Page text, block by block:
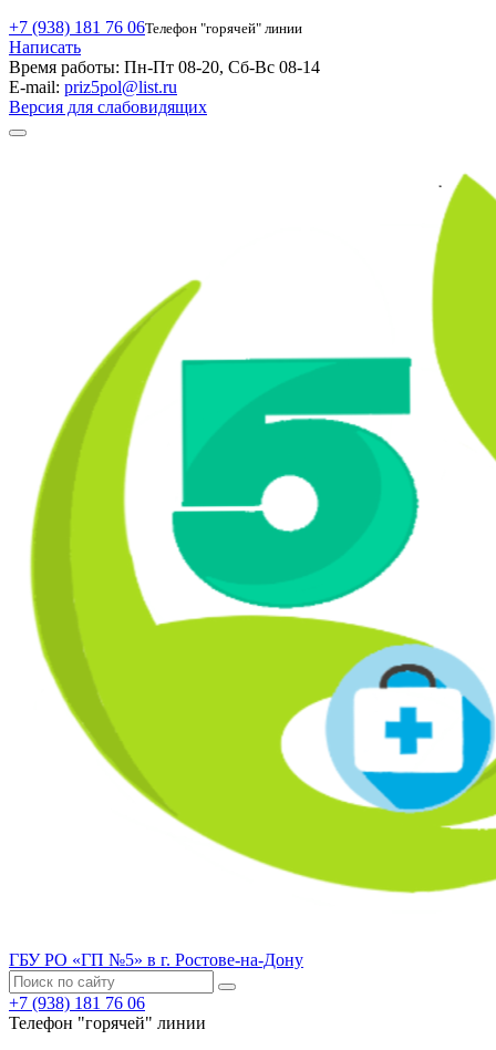
+7 (938) 181 76 06Телефон "горячей" линии
Написать
Время работы: Пн-Пт 08-20, Сб-Вс 08-14
E-mail: priz5pol@list.ru
Версия для слабовидящих
ГБУ РО «ГП №5» в г. Ростове-на-Дону
+7 (938) 181 76 06
Телефон "горячей" линии